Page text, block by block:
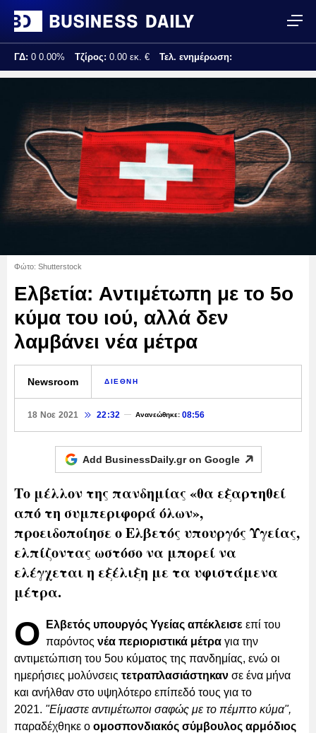
ΓΔ: 0 0.00% Τζίρος: 0.00 εκ. € Τελ. ενημέρωση:
Φώτο: Shutterstock
Ελβετία: Aντιμέτωπη με το 5ο
κύμα του ιού, αλλά δεν
λαμβάνει νέα μέτρα
Newsroom ΔΙΕΘΝΗ
18 Νοε 2021 22:32 Ανανεώθηκε: 08:56
Add BusinessDaily.gr on Google
Το μέλλον της πανδημίας «θα εξαρτηθεί
από τη συμπεριφορά όλων»,
προειδοποίησε ο Ελβετός υπουργός Υγείας,
ελπίζοντας ωστόσο να μπορεί να
ελέγχεται η εξέλιξη με τα υφιστάμενα
μέτρα.
Ο Ελβετός υπουργός Υγείας απέκλεισε επί του
παρόντος νέα περιοριστικά μέτρα για την
αντιμετώπιση του 5ου κύματος της πανδημίας, ενώ οι
ημερήσιες μολύνσεις τετραπλασιάστηκαν σε ένα μήνα
και ανήλθαν στο υψηλότερο επίπεδό τους για το
2021. "Είμαστε αντιμέτωποι σαφώς με το πέμπτο κύμα",
παραδέχθηκε ο ομοσπονδιακός σύμβουλος αρμόδιος